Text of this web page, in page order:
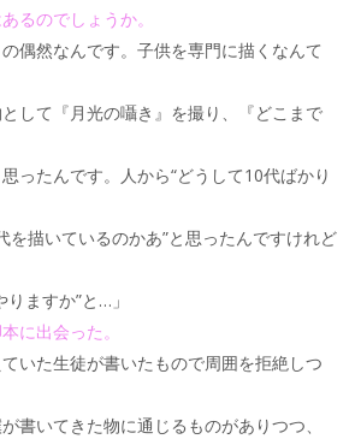
るのでしょうか。
偶然なんです。子供を専門に描くなんて
して『月光の囁き』を撮り、『どこまで
ったんです。人から“どうして10代ばかり
を描いているのかあ”と思ったんですけれど
ますか”と…」
に出会った。
いた生徒が書いたもので周囲を拒絶しつ
書いてきた物に通じるものがありつつ、